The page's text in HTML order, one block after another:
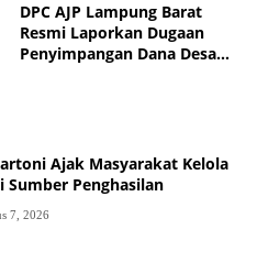
DPC AJP Lampung Barat
Resmi Laporkan Dugaan
Penyimpangan Dana Desa
Ajak Masyarakat Kelola
Sumber Penghasilan
7, 2026